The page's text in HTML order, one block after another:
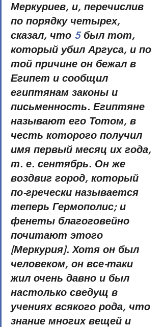
Меркуриев, и, перечислив
по порядку четырех,
сказал, что 5 был тот,
который убил Аргуса, и по
той причине он бежал в
Египет и сообщил
египтянам законы и
письменность. Египтяне
называют его Тотом, в
честь которого получил
имя первый месяц их года,
т. е. сентябрь. Он же
воздвиг город, который
по-гречески называется
теперь Гермополис; и
фенеты благоговейно
почитают этого
[Меркурия]. Хотя он был
человеком, он все-таки
жил очень давно и был
настолько сведущ в
учениях всякого рода, что
знание многих вещей и